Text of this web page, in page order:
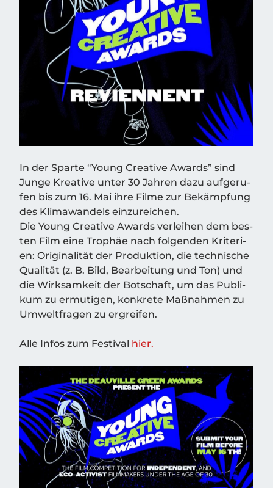
In der Spar­te “Young Crea­ti­ve Awards” sind
Jun­ge Krea­ti­ve unter 30 Jah­ren dazu auf­ge­ru­
fen bis zum 16. Mai ihre Fil­me zur Bekämp­fung
des Kli­ma­wan­dels ein­zu­rei­chen.
Die Young Crea­ti­ve Awards ver­lei­hen dem bes­
ten Film eine Tro­phäe nach fol­gen­den Kri­te­ri­
en: Ori­gi­na­li­tät der Pro­duk­ti­on, die tech­ni­sche
Qua­li­tät (z. B. Bild, Bear­bei­tung und Ton) und
die Wirk­sam­keit der Bot­schaft, um das Publi­
kum zu ermu­ti­gen, kon­kre­te Maß­nah­men zu
Umwelt­fra­gen zu ergreifen.
Alle Infos zum Fes­ti­val hier.